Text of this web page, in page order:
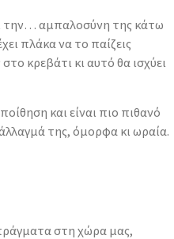
την… αμπαλοσύνη της κάτω
πλάκα να το παίζεις
κρεβάτι κι αυτό θα ισχύει
και είναι πιο πιθανό
της, όμορφα κι ωραία.
στη χώρα μας,